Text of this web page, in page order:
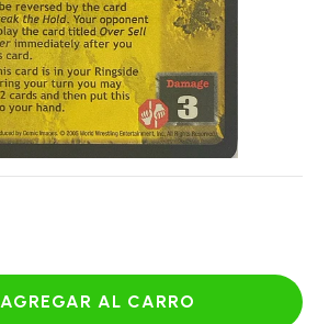
AGREGAR AL CARRO